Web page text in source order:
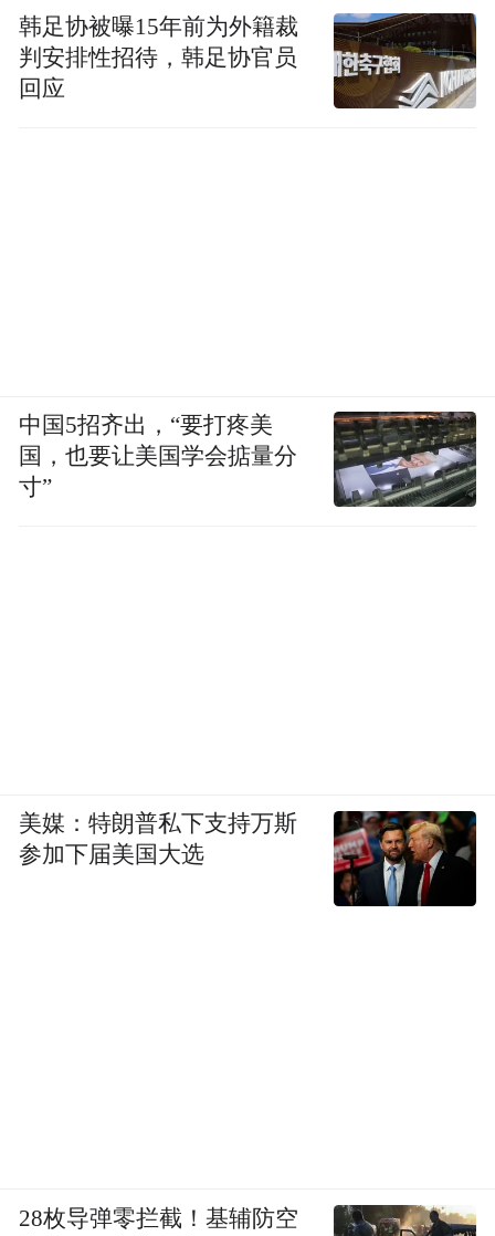
韩足协被曝15年前为外籍裁
判安排性招待，韩足协官员
回应
中国5招齐出，“要打疼美
国，也要让美国学会掂量分
寸”
美媒：特朗普私下支持万斯
参加下届美国大选
28枚导弹零拦截！基辅防空